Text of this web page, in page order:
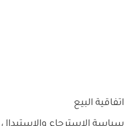
اتفاقية البيع